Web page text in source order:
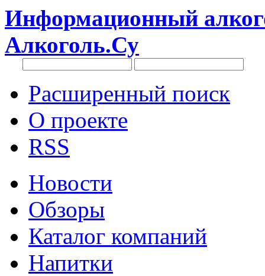
Информационный
Алкоголь.Су
Расширенный поиск
О проекте
RSS
Новости
Обзоры
Каталог компаний
Напитки